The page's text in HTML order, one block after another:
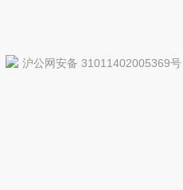
沪公网安备 31011402005369号